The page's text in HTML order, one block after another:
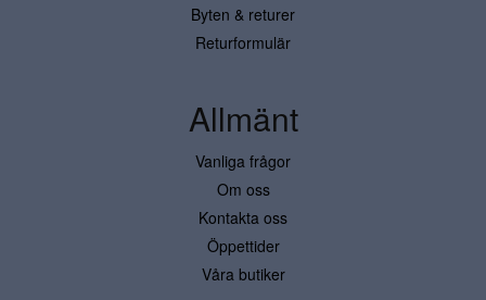
Byten & returer
Returformulär
Allmänt
Vanliga frågor
Om oss
Kontakta oss
Öppettider
Våra butiker